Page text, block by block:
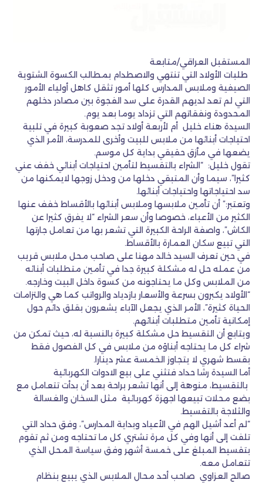
المستقبل العراقي/متابعة
طلبات الأولاد التي تنتهي والاصطدام بمطالب الكسوة الشتوية
الصيفية وملابس المدارس كلها أمور تثقل كاهل أولياء الأمور
التي لم تعد لديهم القدرة على سد الفجوة بين مصادر دخلهم
المحدودة ونفقاتهم التي تزداد يوما بعد يوم.
السيدة هناء خليل أم لأربعة أولاد تجد صعوبة كبيرة في تلبية
احتياجات أبنائها من ملابس للبيت وأخرى للمدرسة، الأمر الذي
يضعها في مأزق حقيقي بداية كل موسم.
تقول خليل: “الشراء بالتقسيط لتأمين احتياجات أبنائي خفف عني
كثيرا”، سيما وأن المتبقي دخلها من ودخل زوجها لايمكنها من
سد احتياجاتها واحتياجات أبنائها.
وتعتبر:” أن تأمين ملابسها وملابس أبنائها بالأقساط خفف عنها
الكثير من الأعباء، خصوصا وأن سعر الشراء “لا يفرق كثيرا عن
الكاش”، واصفة الراحة الكبيرة التي تشعر بها من تعامل جارتها
التي تبيع سكان العمارة بالأقساط.
في حين تعرف السيد خالد مهنا على صاحب محل ملابس قريب
من عمله حل له مشكلة كبيرة جدا في تأمين متطلبات أبنائه
من الملابس وكل ما يحتاجونه من كسوة داخل البيت وخارجه.
“الأولاد يكبرون بسرعة والأسعار بازدياد والرواتب كما هي والتزامات
الحياة كثيرة”، الأمر الذي يجعل الآباء يشعرون بقلق دائم حول
إمكانية تأمين متطلبات أبنائهم.
ويتابع أن التقسيط حل مشكلة كبيرة بالنسبة له، حيث تمكن من
شراء كل ما يحتاجه أبناؤه من ملابس في كل الفصول فقط
بقسط شهري لا يتجاوز الخمسة عشر دينارا.
أما السيدة رشا حداد فتثني على بيع الادوات الكهربائية
بالتقسيط، منوهة إلى أنها تشعر براحة بعد أن بدأت تتعامل مع
بضع محلات تبيعها اجهزة كهربائية مثل السخان والغسالة
والثلاجة بالتقسيط.
“لم أعد أشيل الهم في الأعياد وبداية المدارس”، وفق حداد التي
تلفت إلى أنها وفي كل مرة تشتري كل ما تحتاجه ومن ثم تقوم
بتقسيط المبلغ على خمسة أشهر وفق سياسة المحل الذي
تتعامل معه.
صالح العزاوي صاحب أحد محال الملابس الذي يبيع بنظام